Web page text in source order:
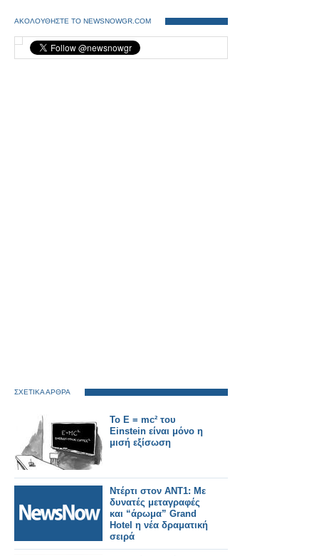
ΑΚΟΛΟΥΘΗΣΤΕ ΤΟ NEWSNOWGR.COM
ΣΧΕΤΙΚΑ ΑΡΘΡΑ
Το E = mc² του
Einstein είναι μόνο η
μισή εξίσωση
Ντέρτι στον ΑΝΤ1: Με
δυνατές μεταγραφές
και “άρωμα” Grand
Hotel η νέα δραματική
σειρά